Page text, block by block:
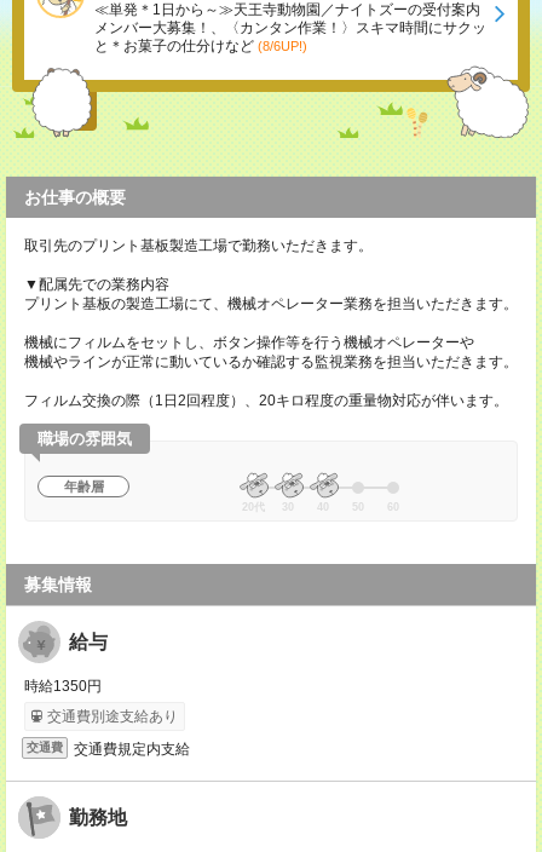
≪単発＊1日から～≫天王寺動物園／ナイトズーの受付案内
メンバー大募集！、〈カンタン作業！〉スキマ時間にサクッ
と＊お菓子の仕分けなど (8/6UP!)
お仕事の概要
取引先のプリント基板製造工場で勤務いただきます。
▼配属先での業務内容
プリント基板の製造工場にて、機械オペレーター業務を担当いただきます。
機械にフィルムをセットし、ボタン操作等を行う機械オペレーターや
機械やラインが正常に動いているか確認する監視業務を担当いただきます。
フィルム交換の際（1日2回程度）、20キロ程度の重量物対応が伴います。
職場の雰囲気
年齢層
20代 30 40 50 60
募集情報
給与
時給1350円
交通費別途支給あり
交通費 交通費規定内支給
勤務地